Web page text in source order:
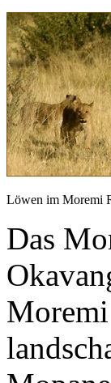
Löwen im Moremi
Das